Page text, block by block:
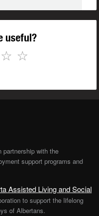
useful?
☆
☆
partnership with the
support programs and
Assisted Living and Social
to support the lifelong
of Albertans.